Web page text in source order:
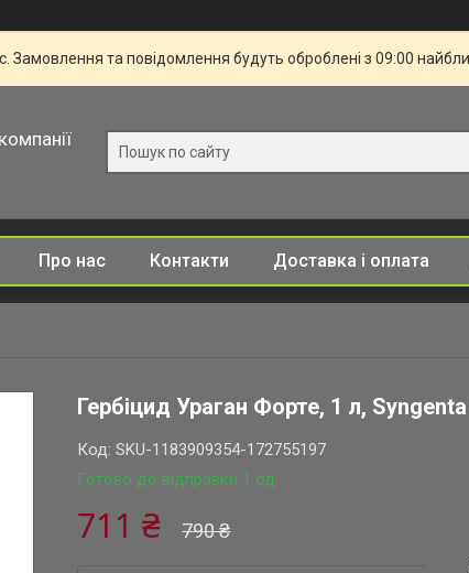
Замовлення та повідомлення будуть оброблені з 09:00
Про нас Контакти Доставка і оплата
Гербіцид Ураган Форте, 1 л,
Готово до відправки 1 од.
Код:SKU-1183909354-172755197
790 ₴
711 ₴